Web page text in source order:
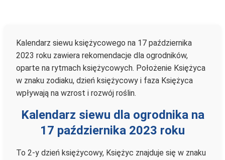
Kalendarz siewu księżycowego na 17 października
2023 roku zawiera rekomendacje dla ogrodników,
oparte na rytmach księżycowych. Położenie Księżyca
w znaku zodiaku, dzień księżycowy i faza Księżyca
wpływają na wzrost i rozwój roślin.
Kalendarz siewu dla ogrodnika na
17 października 2023 roku
To 2-y dzień księżycowy, Księżyc znajduje się w znaku